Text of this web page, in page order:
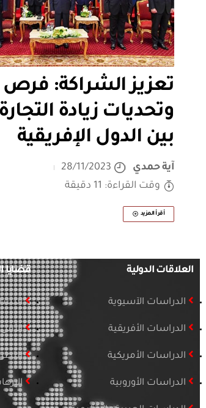
تعزيز الشراكة: فرص
وتحديات زيادة التجارة
بين الدول الإفريقية
آية حمدي
28/11/2023
وقت القراءة: 11 دقيقة
أقرأ المزيد
العلاقات الدولية
الدراسات الآسيوية
الدراسات الأفريقية
الدراسات الأمريكية
الدراسات الأوروبية
قضايا